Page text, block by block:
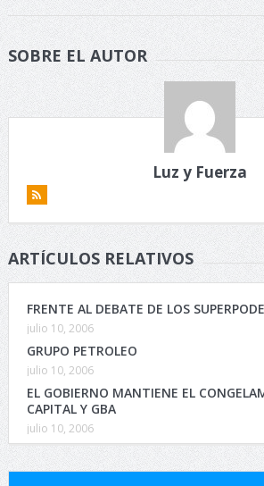
SOBRE EL AUTOR
Luz y Fuerza
ARTÍCULOS RELATIVOS
FRENTE AL DEBATE DE LOS
julio 10, 2006
GRUPO PETROLEO
julio 10, 2006
EL GOBIERNO MANTIENE EL
CAPITAL Y GBA
julio 10, 2006